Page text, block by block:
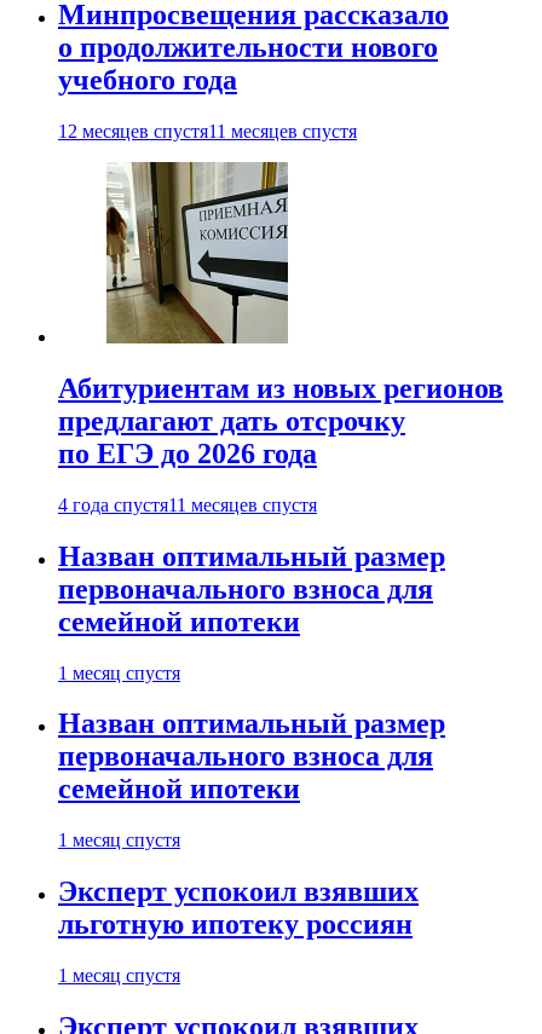
Минпросвещения рассказало
о продолжительности нового
учебного года
12 месяцев спустя11 месяцев спустя
Абитуриентам из новых регионов
предлагают дать отсрочку
по ЕГЭ до 2026 года
4 года спустя11 месяцев спустя
Назван оптимальный размер
первоначального взноса для
семейной ипотеки
1 месяц спустя
Назван оптимальный размер
первоначального взноса для
семейной ипотеки
1 месяц спустя
Эксперт успокоил взявших
льготную ипотеку россиян
1 месяц спустя
Эксперт успокоил взявших